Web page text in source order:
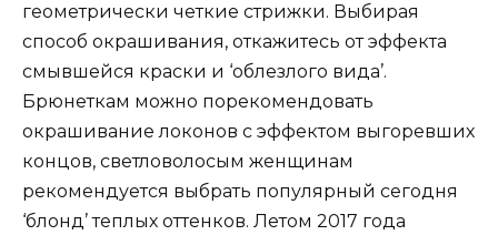
геометрически четкие стрижки. Выбирая
способ окрашивания, откажитесь от эффекта
смывшейся краски и ‘облезлого вида’.
Брюнеткам можно порекомендовать
окрашивание локонов с эффектом выгоревших
концов, светловолосым женщинам
рекомендуется выбрать популярный сегодня
‘блонд’ теплых оттенков. Летом 2017 года